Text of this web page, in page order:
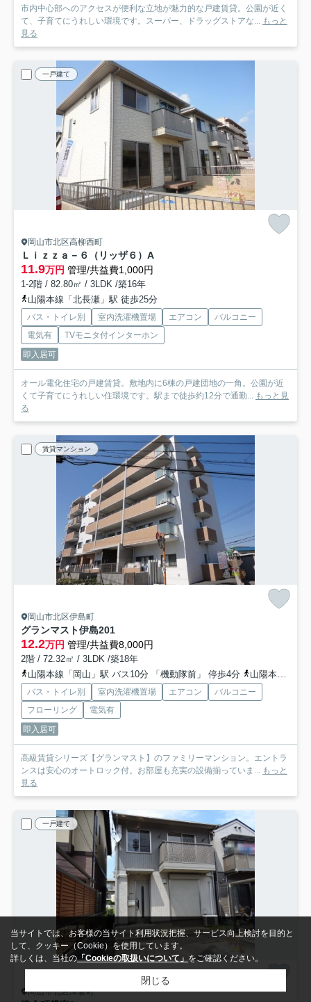
市内中心部へのアクセスが便利な立地が魅力的な戸建賃貸。公園が近く
て、子育てにうれしい環境です。スーパー、ドラッグストアな...
もっと
見る
一戸建て
岡山市北区高柳西町
Ｌｉｚｚａ－６（リッザ６） A
11.9万円 管理/共益費1,000円
1-2階 / 82.80㎡ / 3LDK /築16年
山陽本線「北長瀬」駅 徒歩25分
バス・トイレ別 室内洗濯機置場 エアコン
バルコニー
電気有
TVモニタ付インターホン
即入居可
オール電化住宅の戸建賃貸。敷地内に6棟の戸建団地の一角。公園が近
くて子育てにうれしい住環境です。駅まで徒歩約12分で通勤...
もっと見
る
賃貸マンション
岡山市北区伊島町
グランマスト伊島201
12.2万円 管理/共益費8,000円
2階 / 72.32㎡ / 3LDK /築18年
山陽本線「岡山」駅 バス10分 「機動隊前」 停歩4分
山陽本線「岡山」駅 徒歩29分
バス・トイレ別 室内洗濯機置場 エアコン
バルコニー
フローリング
電気有
即入居可
高級賃貸シリーズ【グランマスト】のファミリーマンション。エントラ
ンスは安心のオートロック付。お部屋も充実の設備揃っていま... もっと
見る
一戸建て
岡山市北区津倉町
当サイトでは、お客様の当サイト利用状況把握、サービス向上検討を目的と
して、クッキー（Cookie）を使用しています。
詳しくは、当社の「Cookieの取扱いについて」 をご確認ください。
閉じる